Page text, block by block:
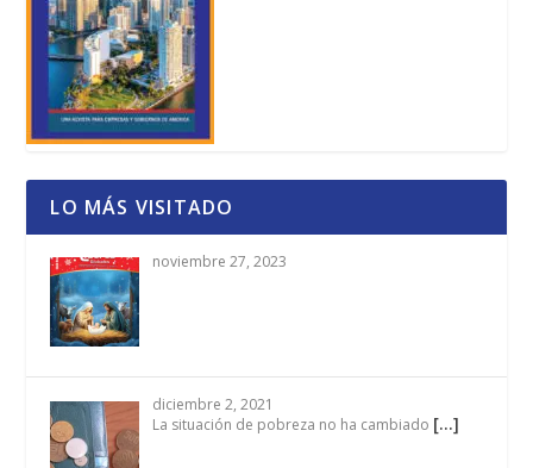
LO MÁS VISITADO
noviembre 27, 2023
diciembre 2, 2021
La situación de pobreza no ha cambiado […]